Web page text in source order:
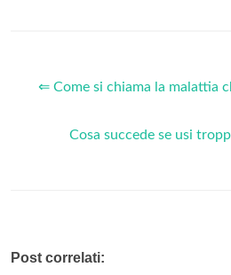
⇐ Come si chiama la malattia
Cosa succede se usi
Post correlati: